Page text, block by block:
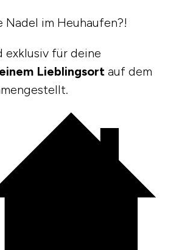
Nadel im Heuhaufen?!
exklusiv für deine
Lieblingsort auf dem